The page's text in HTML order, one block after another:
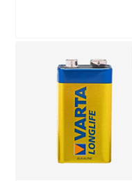
LED-Leuchtmittel
'Hue White & Color
Ambiance' dimmbar
Reflektor klar GU10
400 lm RGB -
tunable white
, €